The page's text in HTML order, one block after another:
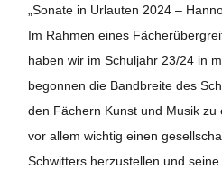
C
H
M
„Sonate in Urlau­ten 2024 –
Im Rah­men eines
haben wir im Schul­jahr 23/​​24 in
begon­nen die Band­breite des
den Fächern Kunst und Musik
vor allem wich­tig einen
Schwit­ters her­zu­stel­len und